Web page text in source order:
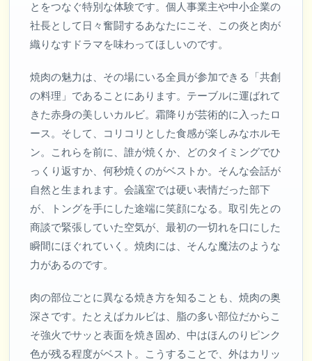
とをつなぐ特別な体験です。個人事業主や中小企業の
社長として日々奮闘するあなたにこそ、この炎と肉が
織りなすドラマを味わってほしいのです。
焼肉の魅力は、その場にいる全員が参加できる「共創
の料理」であることにあります。テーブルに運ばれて
きた赤身の美しいカルビ。霜降りが芸術的に入ったロ
ース。そして、コリコリとした食感が楽しみなホルモ
ン。これらを前に、誰が焼くか、どのタイミングでひ
っくり返すか、何秒焼くのがベストか。そんな会話が
自然と生まれます。会議室では硬い表情だった部下
が、トングを手にした途端に笑顔になる。取引先との
商談で緊張していた空気が、最初の一切れを口にした
瞬間にほぐれていく。焼肉には、そんな魔法のような
力があるのです。
肉の部位ごとに異なる焼き方を知ることも、焼肉の奥
深さです。たとえばカルビは、脂の多い部位だからこ
そ強火でサッと表面を焼き固め、中はほんのりピンク
色が残る程度がベスト。こうすることで、外はカリッ